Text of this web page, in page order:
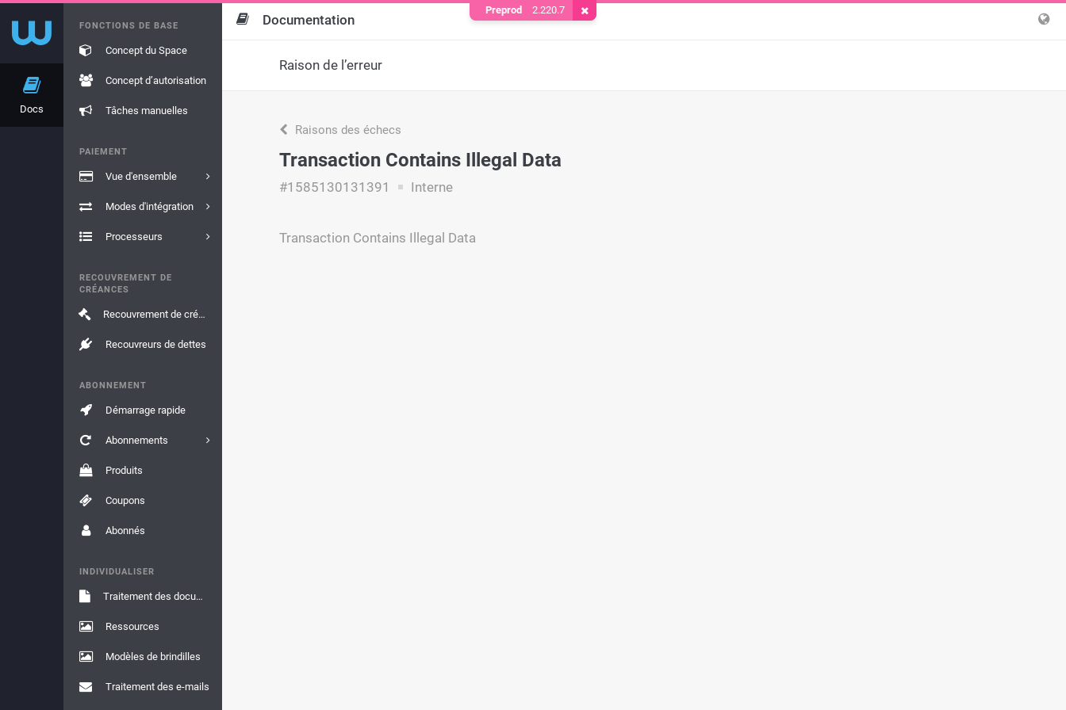
Docs
FONCTIONS DE BASE
Concept du Space
Concept d’autorisation
Tâches manuelles
PAIEMENT
Vue d'ensemble
Modes d'intégration
Processeurs
RECOUVREMENT DE
CRÉANCES
Recouvrement de créances
Recouvreurs de dettes
ABONNEMENT
Démarrage rapide
Abonnements
Produits
Coupons
Abonnés
INDIVIDUALISER
Traitement des documents
Ressources
Modèles de brindilles
Traitement des e-mails
Documentation
Raison de l’erreur
Raisons des échecs
Transaction Contains Illegal Data
#1585130131391 Interne
Transaction Contains Illegal Data
Preprod 2.220.7 Supprimer le cookie